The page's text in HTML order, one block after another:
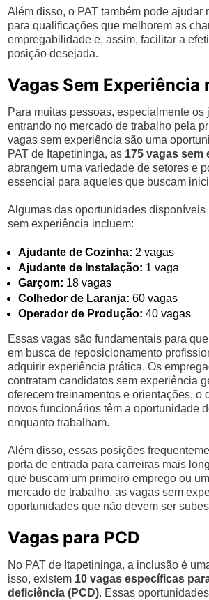
Além disso, o PAT também pode ajudar
para qualificações que melhorem as
empregabilidade e, assim, facilitar a
posição desejada.
Vagas Sem Experiência
Para muitas pessoas, especialmente os
entrando no mercado de trabalho pela
vagas sem experiência são uma
PAT de Itapetininga, as 175 vagas sem
abrangem uma variedade de setores e
essencial para aqueles que buscam
Algumas das oportunidades disponíveis
sem experiência incluem:
Ajudante de Cozinha: 2 vagas
Ajudante de Instalação: 1 vaga
Garçom: 18 vagas
Colhedor de Laranja: 60 vagas
Operador de Produção: 40 vagas
Essas vagas são fundamentais para
em busca de reposicionamento
adquirir experiência prática. Os
contratam candidatos sem experiência
oferecem treinamentos e orientações, o
novos funcionários têm a oportunidade
enquanto trabalham.
Além disso, essas posições
porta de entrada para carreiras mais
que buscam um primeiro emprego ou
mercado de trabalho, as vagas sem
oportunidades que não devem ser
Vagas para PCD
No PAT de Itapetininga, a inclusão é
isso, existem 10 vagas específicas
deficiência (PCD). Essas